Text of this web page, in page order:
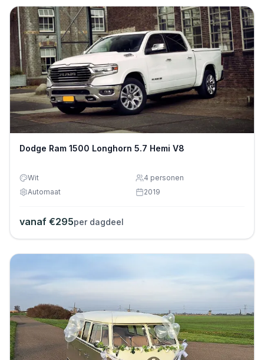
Dodge Ram 1500 Longhorn 5.7 Hemi V8
Wit 4 personen
Automaat
2019
vanaf €295per dagdeel